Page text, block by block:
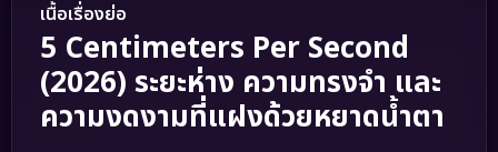
เนื้อเรื่องย่อ
5 Centimeters Per Second
(2026) ระยะห่าง ความทรงจำ และ
ความงดงามที่แฝงด้วยหยาดน้ำตา